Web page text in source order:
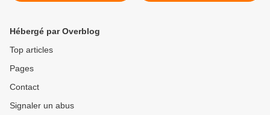
Hébergé par Overblog
Top articles
Pages
Contact
Signaler un abus